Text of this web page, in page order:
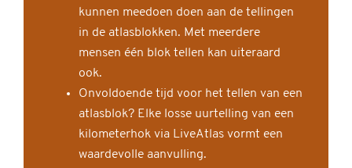
kunnen meedoen doen aan de tellingen
in de atlasblokken. Met meerdere
mensen één blok tellen kan uiteraard
ook.
Onvoldoende tijd voor het tellen van een
atlasblok? Elke losse uurtelling van een
kilometerhok via LiveAtlas vormt een
waardevolle aanvulling.